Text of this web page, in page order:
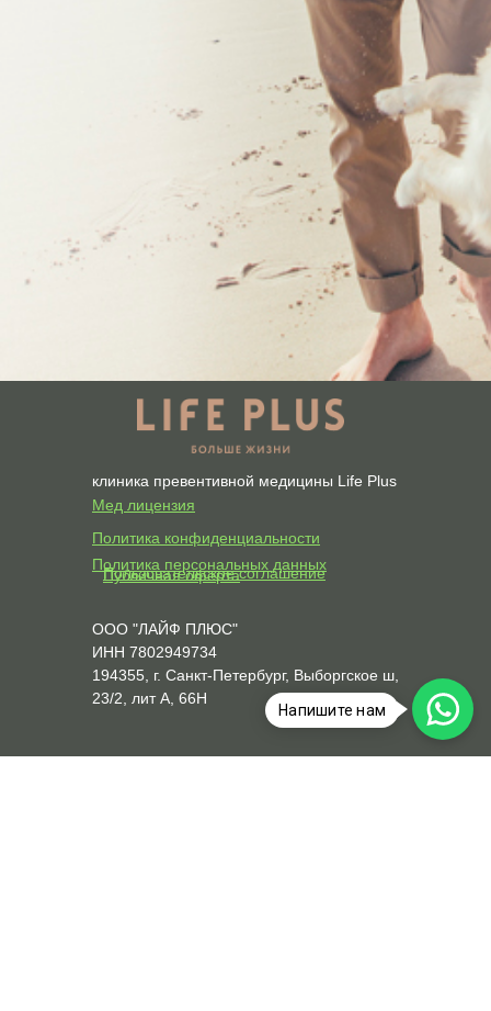
Политика конфиденциальности
ООО "ЛАЙФ ПЛЮС"
ИНН 7802949734
194355, г. Санкт-Петербург, Выборгское ш,
23/2, лит А, 66Н
Мед лицензия
клиника превентивной медицины Life Plus
Политика персональных данных
Публичная оферта
Пользовательское соглашение
Напишите нам